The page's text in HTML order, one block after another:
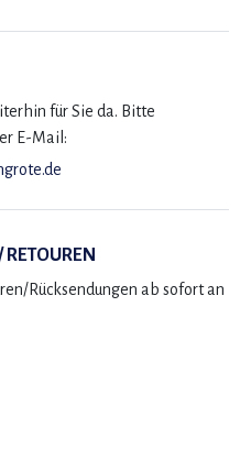
für Sie da. Bitte
E-Mail:
Rücksendungen ab sofort an